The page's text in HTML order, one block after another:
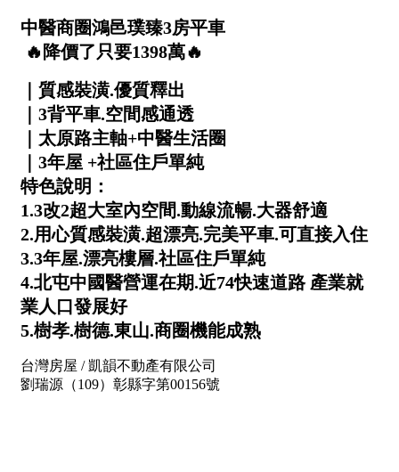
澎湖縣
屏東縣
台東縣
花蓮縣
金門連江
~
樓層
不拘
1樓 2樓
3樓 4樓
5~10樓 11~20樓
21樓以上
~